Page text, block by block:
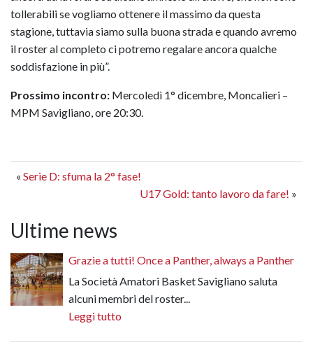
tollerabili se vogliamo ottenere il massimo da questa
stagione, tuttavia siamo sulla buona strada e quando avremo
il roster al completo ci potremo regalare ancora qualche
soddisfazione in più”.
Prossimo incontro: Mercoledì 1° dicembre, Moncalieri –
MPM Savigliano, ore 20:30.
« Serie D: sfuma la 2° fase!
U17 Gold: tanto lavoro da fare! »
Ultime news
Grazie a tutti! Once a Panther, always a Panther
La Società Amatori Basket Savigliano saluta
alcuni membri del roster...
Leggi tutto